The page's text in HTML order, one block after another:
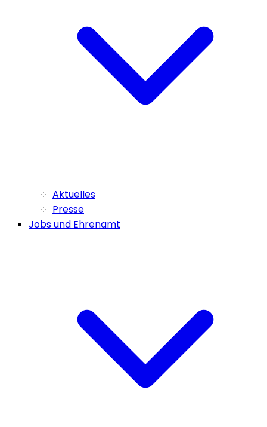
Aktuelles
Presse
Jobs und Ehrenamt